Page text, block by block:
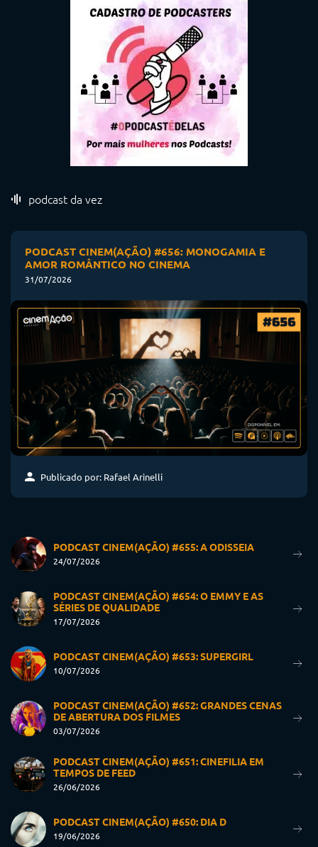
podcast da vez
PODCAST CINEM(AÇÃO) #656: MONOGAMIA E
AMOR ROMÂNTICO NO CINEMA
31/07/2026
Publicado por: Rafael Arinelli
PODCAST CINEM(AÇÃO) #655: A ODISSEIA
24/07/2026
PODCAST CINEM(AÇÃO) #654: O EMMY E AS
SÉRIES DE QUALIDADE
17/07/2026
PODCAST CINEM(AÇÃO) #653: SUPERGIRL
10/07/2026
PODCAST CINEM(AÇÃO) #652: GRANDES CENAS
DE ABERTURA DOS FILMES
03/07/2026
PODCAST CINEM(AÇÃO) #651: CINEFILIA EM
TEMPOS DE FEED
26/06/2026
PODCAST CINEM(AÇÃO) #650: DIA D
19/06/2026